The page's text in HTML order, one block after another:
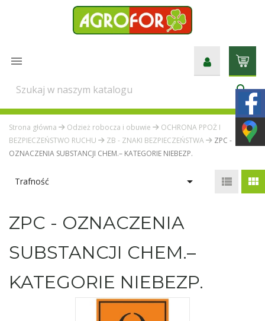

search
Strona główna Odzież robocza i obuwie
OCHRONA PPOŻ I
BEZPIECZEŃSTWO RUCHU
ZB - ZNAKI BEZPIECZEŃSTWA
ZPC -
OZNACZENIA SUBSTANCJI CHEM.– KATEGORIE NIEBEZP.
Trafność   
ZPC - OZNACZENIA
SUBSTANCJI CHEM.–
KATEGORIE NIEBEZP.